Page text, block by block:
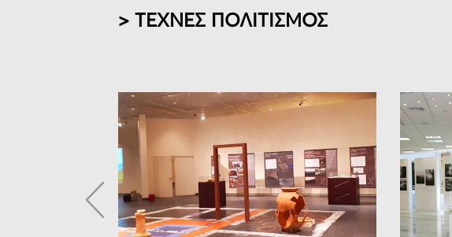
> ΤΕΧΝΕΣ ΠΟΛΙΤΙΣΜΟΣ